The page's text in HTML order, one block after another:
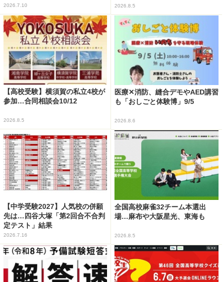
2026.7.10 2026.8.5
【高校受験】横須賀の私立4校が
参加…合同相談会10/12
2026.8.5
医療✕消防、縫合デモやAED講習
も「おしごと体験博」9/5
2026.8.6
【中学受験2027】人気校の併願
先は…四谷大塚「第2回合不合判
定テスト」結果
2026.7.16
全国高校麻雀32チーム本選出
場…麻布や大阪星光、東海も
2026.8.5